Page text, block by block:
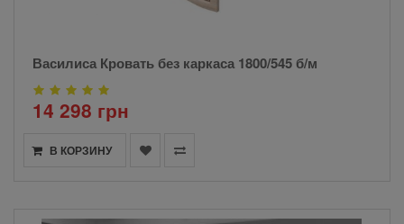
Василиса Кровать без каркаса 1800/545 б/м
14 298 грн
В КОРЗИНУ